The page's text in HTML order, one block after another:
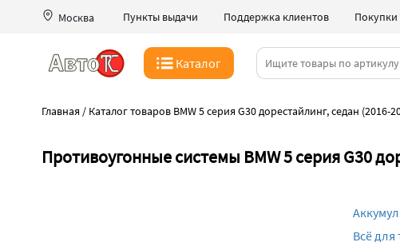
Москва Пункты выдачи Поддержка клиентов
Каталог
Главная / Каталог товаров BMW 5 серия G30 дорестайлинг, седан (2016-
Противоугонные системы BMW 5 серия G30
Всё для